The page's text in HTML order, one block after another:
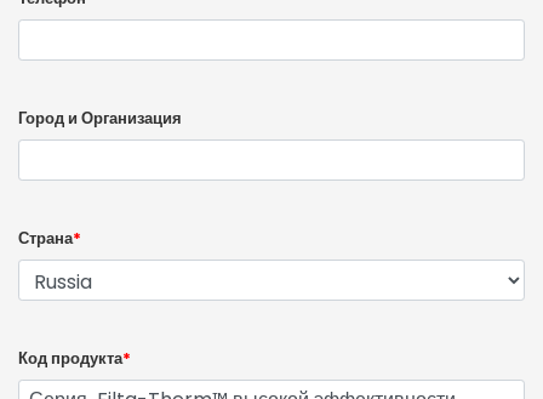
Город и Организация
Страна*
Код продукта*